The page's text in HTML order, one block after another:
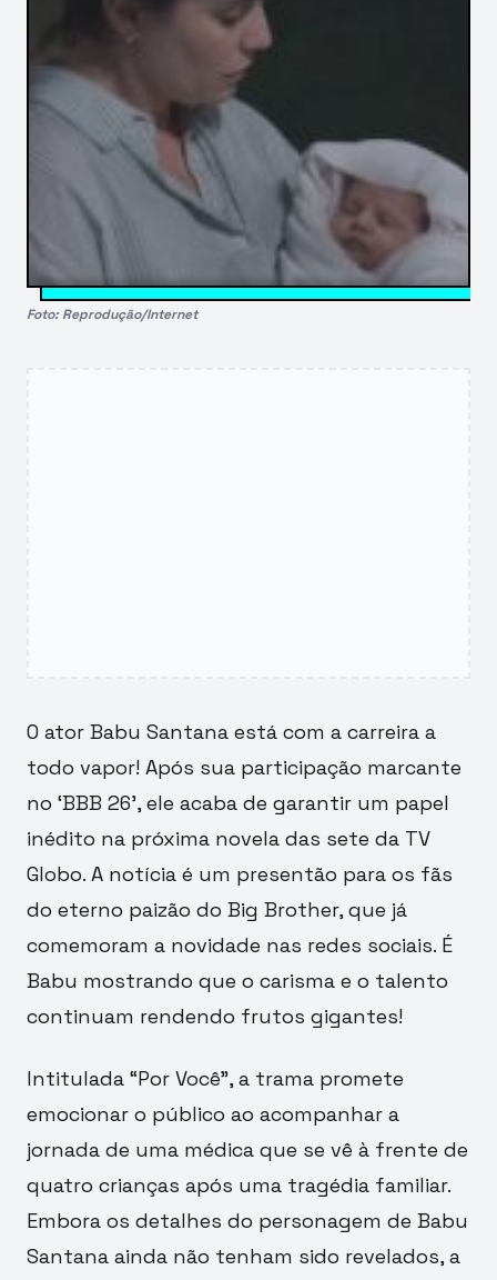
Foto: Reprodução/Internet
O ator Babu Santana está com a carreira a
todo vapor! Após sua participação marcante
no ‘BBB 26’, ele acaba de garantir um papel
inédito na próxima novela das sete da TV
Globo. A notícia é um presentão para os fãs
do eterno paizão do Big Brother, que já
comemoram a novidade nas redes sociais. É
Babu mostrando que o carisma e o talento
continuam rendendo frutos gigantes!
Intitulada “Por Você”, a trama promete
emocionar o público ao acompanhar a
jornada de uma médica que se vê à frente de
quatro crianças após uma tragédia familiar.
Embora os detalhes do personagem de Babu
Santana ainda não tenham sido revelados, a